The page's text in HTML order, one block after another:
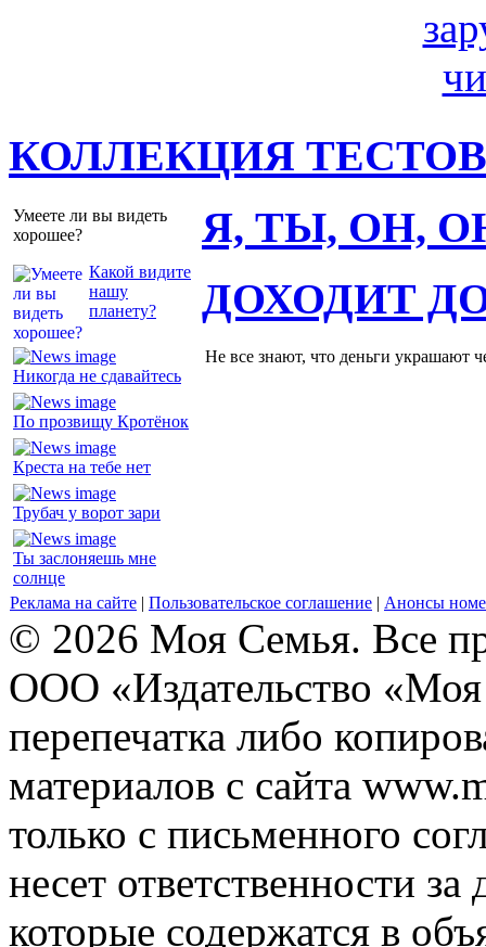
КОЛЛЕКЦИЯ ТЕСТОВ
Умеете ли вы видеть
хорошее?
Какой видите
нашу
планету?
Я, ТЫ, ОН,
Никогда не сдавайтесь
По прозвищу Кротёнок
Креста на тебе нет
Трубач у ворот зари
Ты заслоняешь мне
солнце
ДОХОДИТ
Не все знают, что деньги украшают
Реклама на сайте | Пользовательское соглашение | Анонсы
© 2026 Моя Семья. Все
ООО «Издательство
перепечатка либо
материалов с сайта
только с письменного
несет ответственности
которые содержатся в